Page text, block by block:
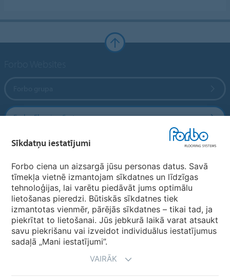
Forbo Flooring Systems
Forbo Movement Systems
Valstu mājas lapas
Izvēlēties valsti
Sīkdatņu iestatījumi
Forbo ciena un aizsargā jūsu personas datus. Savā
tīmekļa vietnē izmantojam sīkdatnes un līdzīgas
tehnoloģijas, lai varētu piedāvāt jums optimālu
lietošanas pieredzi. Būtiskās sīkdatnes tiek
izmantotas vienmēr, pārējās sīkdatnes – tikai tad, ja
piekrītat to lietošanai. Jūs jebkurā laikā varat atsaukt
savu piekrišanu vai izveidot individuālus iestatījumus
sadaļā „Mani iestatījumi”.
VAIRĀK